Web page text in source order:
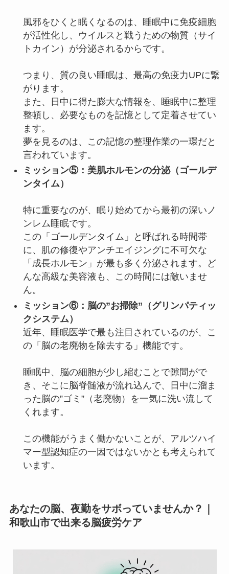
風邪をひくと眠くなるのは、睡眠中に免疫細胞
が活性化し、ウイルスと戦うための物質（サイ
トカイン）が分泌されるからです。
つまり、質の良い睡眠は、最高の免疫力UPに繋
がります。
また、日中に得た膨大な情報を、睡眠中に整理
整頓し、必要なものを記憶として定着させてい
ます。
夢を見るのは、この記憶の整理作業の一環だと
言われています。
ミッション⑤：美肌ホルモンの分泌（ゴールデ
ンタイム）
特に重要なのが、眠り始めてから最初の深いノ
ンレム睡眠です。
この「ゴールデンタイム」と呼ばれる時間帯
に、肌の修復やアンチエイジングに不可欠な
「成長ホルモン」が最も多く分泌されます。ど
んな高級な美容液も、この時間には敵いませ
ん。
ミッション⑥：脳の”お掃除”（グリンパティッ
クシステム）
近年、睡眠医学で最も注目されているのが、こ
の「脳の老廃物を除去する」機能です。
睡眠中、脳の細胞が少し縮むことで隙間がで
き、そこに脳脊髄液が流れ込んで、日中に溜ま
った脳の”ゴミ”（老廃物）を一気に洗い流して
くれます。
この機能がうまく働かないことが、アルツハイ
マー型認知症の一因ではないかとも考えられて
います。
あなたの脳、夜勤をサボっていませんか？｜
和歌山市で出来る脳疲労ケア